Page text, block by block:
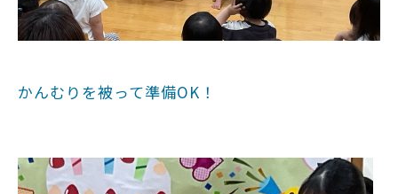
かんむりを被って準備OK！